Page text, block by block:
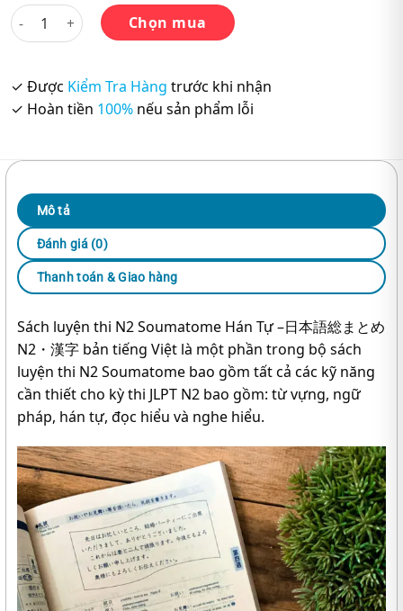
Nihongo Soumatome N2 HÁN TỰ – Sách Luyện Thi N2 số
Chọn mua
✓ Được Kiểm Tra Hàng trước khi nhận
✓ Hoàn tiền 100% nếu sản phẩm lỗi
Mô tả
Đánh giá (0)
Thanh toán & Giao hàng
Sách luyện thi N2 Soumatome Hán Tự –日本語総まとめ
N2・漢字 bản tiếng Việt là một phần trong bộ sách
luyện thi N2 Soumatome bao gồm tất cả các kỹ năng
cần thiết cho kỳ thi JLPT N2 bao gồm: từ vựng, ngữ
pháp, hán tự, đọc hiểu và nghe hiểu.